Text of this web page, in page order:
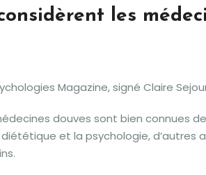
les
Magazine, signé Claire
douves sont bien connues
et la psychologie, d’autres